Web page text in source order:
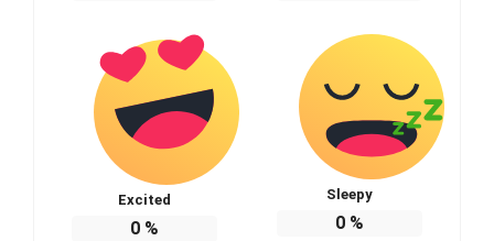
Excited
0%
Sleepy
0%